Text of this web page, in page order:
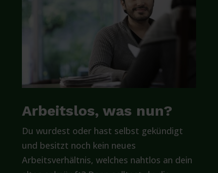
Arbeitslos, was nun?
Du wurdest oder hast selbst gekündigt
und besitzt noch kein neues
Arbeitsverhältnis, welches nahtlos an dein